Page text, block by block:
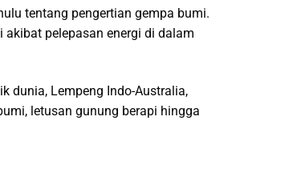
tentang pengertian gempa bumi.
pelepasan energi di dalam
dunia, Lempeng Indo-Australia,
letusan gunung berapi hingga